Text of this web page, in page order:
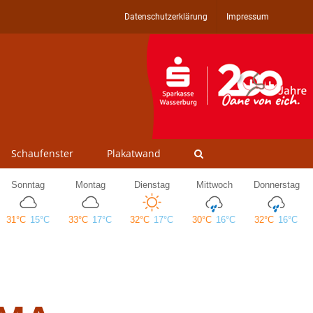
Datenschutzerklärung Impressum
Schaufenster Plakatwand